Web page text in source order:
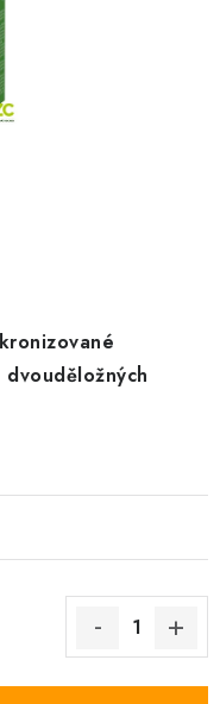
serveru Kontakt